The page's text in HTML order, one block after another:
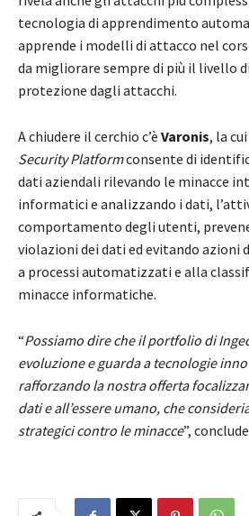
tecnologia di apprendimento
apprende i modelli di attacco nel
da migliorare sempre di più il livello
protezione dagli attacchi.
A chiudere il cerchio c’è Varonis, la
Security Platformconsente di
dati aziendali rilevando le minacce
informatici e analizzando i dati,
comportamento degli utenti,
violazioni dei dati ed evitando azioni
a processi automatizzati e alla
minacce informatiche.
“Possiamo dire che il portfolio di
evoluzione e guarda a tecnologie
rafforzando la nostra offerta
dati e all’essere umano, che
strategici contro le minacce”,